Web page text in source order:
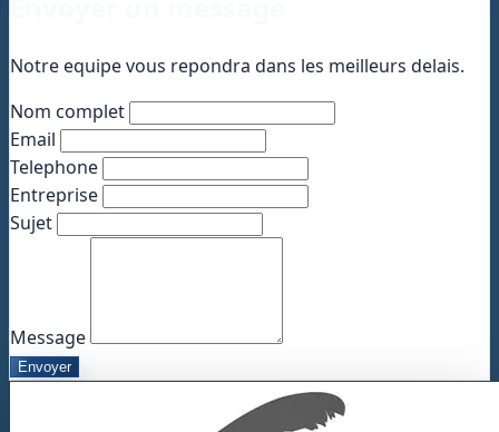
Notre equipe vous repondra dans les meilleurs delais.
Nom complet
Email
Telephone
Entreprise
Sujet
Message
Envoyer